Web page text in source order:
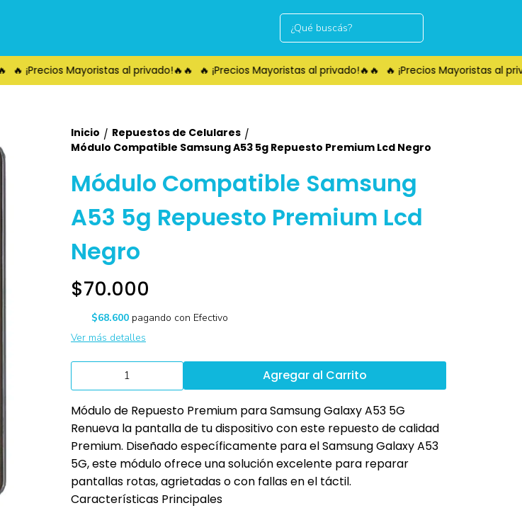
🔥 ¡Precios Mayoristas al privado!🔥🔥 🔥 ¡Precios Mayoristas al privado!🔥🔥 🔥 ¡Precios Mayoristas al
Inicio / Repuestos de Celulares /
Módulo Compatible Samsung A53 5g Repuesto Premium Lcd Negro
Módulo Compatible Samsung
A53 5g Repuesto Premium Lcd
Negro
$70.000
$68.600 pagando con Efectivo
Ver más detalles
Agregar al Carrito
Módulo de Repuesto Premium para Samsung Galaxy A53 5G
Renueva la pantalla de tu dispositivo con este repuesto de calidad
Premium. Diseñado específicamente para el Samsung Galaxy A53
5G, este módulo ofrece una solución excelente para reparar
pantallas rotas, agrietadas o con fallas en el táctil.
Características Principales